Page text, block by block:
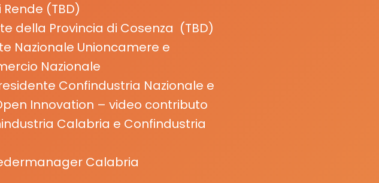
(TBD)
della Provincia di Cosenza (TBD)
Nazionale Unioncamere e
Nazionale
Confindustria Nazionale e
Innovation – video contributo
Calabria e Confindustria
Calabria